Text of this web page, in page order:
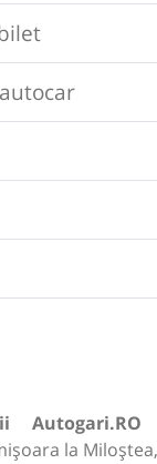
Autogari.RO
la